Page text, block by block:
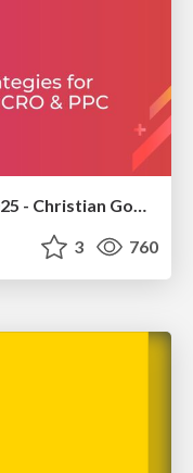
brightonSEO & MeasureFest 2025 - Christian Goodrich - Winning strategies for Black Friday CRO & PPC
3 760